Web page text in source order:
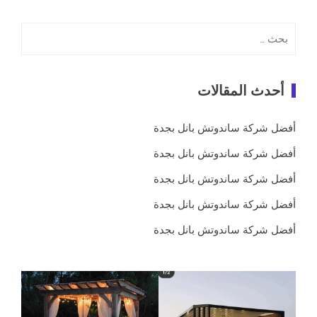
عن:
أحدث المقالات
أفضل شركة ساندوتش بانل بجدة
أفضل شركة ساندوتش بانل بجدة
أفضل شركة ساندوتش بانل بجدة
أفضل شركة ساندوتش بانل بجدة
أفضل شركة ساندوتش بانل بجدة